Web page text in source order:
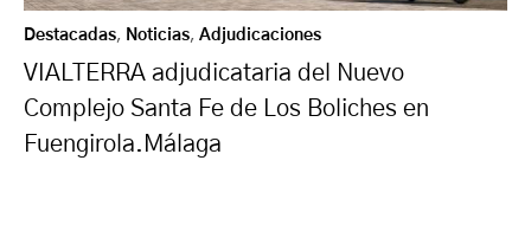
Destacadas, Noticias, Adjudicaciones
VIALTERRA adjudicataria del Nuevo
Complejo Santa Fe de Los Boliches en
Fuengirola.Málaga